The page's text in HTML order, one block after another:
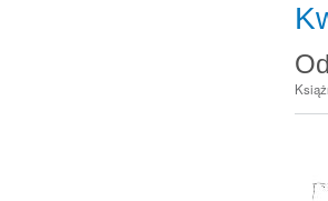
Od